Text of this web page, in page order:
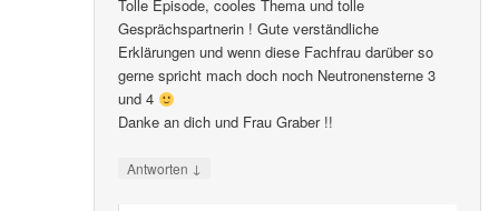
Tolle Episode, cooles Thema und tolle
Gesprächspartnerin ! Gute verständliche
Erklärungen und wenn diese Fachfrau darüber so
gerne spricht mach doch noch Neutronensterne 3
und 4
Danke an dich und Frau Graber !!
Antworten ↓